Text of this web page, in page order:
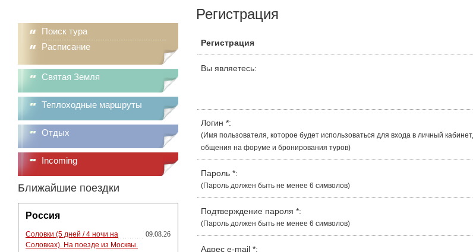
Поиск тура
Расписание
Святая Земля
Теплоходные маршруты
Отдых
Incoming
Ближайшие поездки
Россия
Соловки (5 дней / 4 ночи на
Соловках). На поезде из Москвы.
09.08.26
Регистрация
Регистрация
Вы являетесь:
Логин *:
(Имя пользователя, которое будет использоваться для входа в личный кабинет,
общения на форуме и бронирования туров)
Пароль *:
(Пароль должен быть не менее 6 символов)
Подтверждение пароля *:
(Пароль должен быть не менее 6 символов)
Адрес e-mail *: